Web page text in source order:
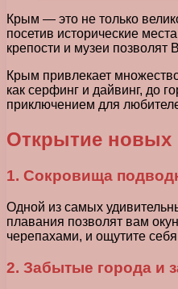
Крым — это не только
посетив исторические
крепости и музеи позволят
Крым привлекает
как серфинг и дайвинг, до
приключением для
Открытие новых
1. Сокровища
Одной из самых
плавания позволят вам
черепахами, и ощутите
2. Забытые города и